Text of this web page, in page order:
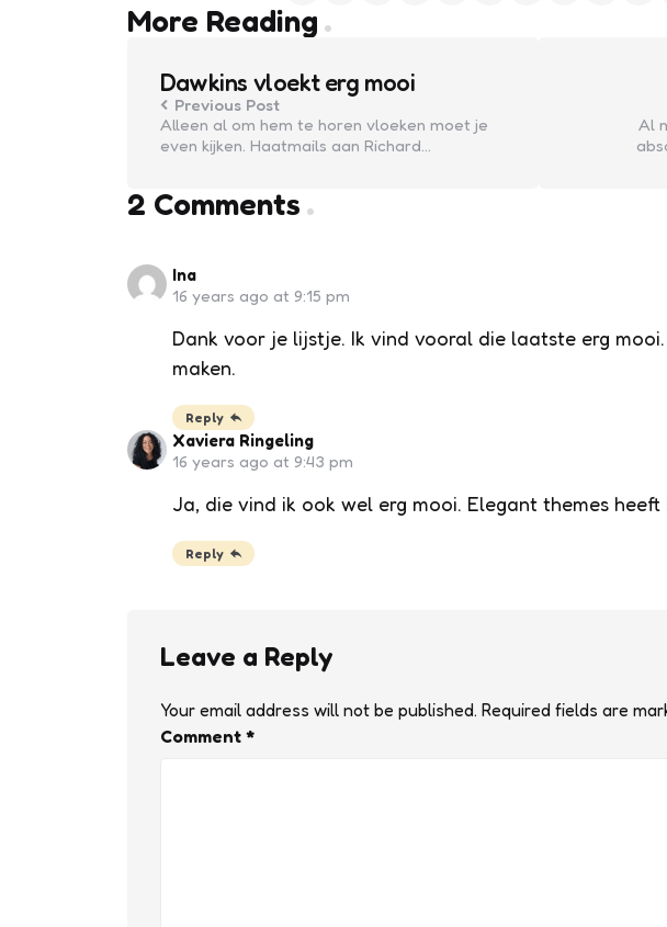
More Reading
Post
navigation
Dawkins vloekt erg mooi
Previous Post
Alleen al om hem te horen vloeken moet je
even kijken. Haatmails aan Richard…
Al
2 Comments
Ina
16 years ago at 9:15 pm
Dank voor je lijstje. Ik vind vooral die laatste erg
maken.
Reply
Xaviera Ringeling
16 years ago at 9:43 pm
Ja, die vind ik ook wel erg mooi. Elegant themes
Reply
Leave a Reply
Your email address will not be published. Required fields are
Comment *